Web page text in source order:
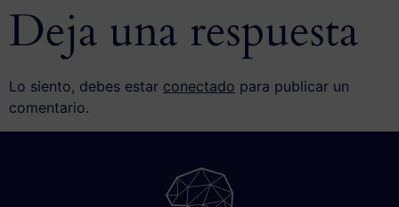
Deja una respuesta
Lo siento, debes estar conectado para publicar un
comentario.